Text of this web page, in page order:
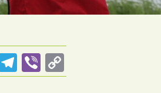
Telegram
ViberCopy
Link